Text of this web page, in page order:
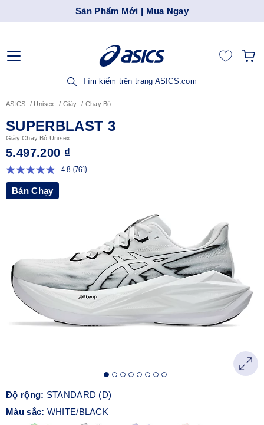
Sản Phẩm Mới | Mua Ngay
Tìm kiếm trên trang ASICS.com
ASICS Unisex Giày Chạy Bộ
SUPERBLAST 3
Giày Chạy Bộ Unisex
5.497.200 ₫
4.8 Đọc
(761)
Bán Chạy
Độ rộng: STANDARD (D)
Màu sắc: WHITE/BLACK